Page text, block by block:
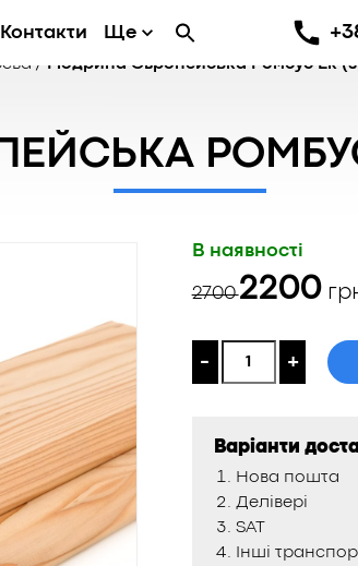
Контакти Ще
/ Модрина Європейська Ромбус Ек
В наявності
2700
2700 ₴.
2200
Поточна
2200 ₴.
- +
Варіанти
Нова пошта
Делівері
SAT
Інші